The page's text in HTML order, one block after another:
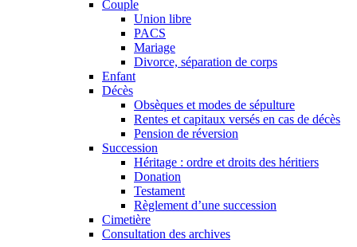
Couple
Union libre
PACS
Mariage
Divorce, séparation de corps
Enfant
Décès
Obsèques et modes de sépulture
Rentes et capitaux versés en cas de décès
Pension de réversion
Succession
Héritage : ordre et droits des héritiers
Donation
Testament
Règlement d’une succession
Cimetière
Consultation des archives